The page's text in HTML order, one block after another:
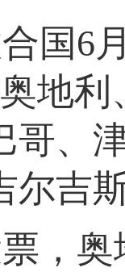
国6
地
哥、
尔吉
，